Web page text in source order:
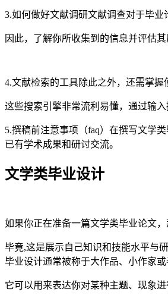
3.如何做好文献调研文献调查对于毕业
因此，了解你所收集到的信息并评估其
4.文献检索的工具除此之外，还需掌握
这些搜索引擎非常流利易懂，通过输
5.撰稿前注意事项（faq）在撰写文学
已有学术成果和研讨交流。
文学类毕业设计
如果你正在准备一篇文学类毕业论文
毕竟,这是展示自己知识和技能水平与
毕业设计通常被称于大作品、小作家或
它可以用来表达你对某种主题、现象